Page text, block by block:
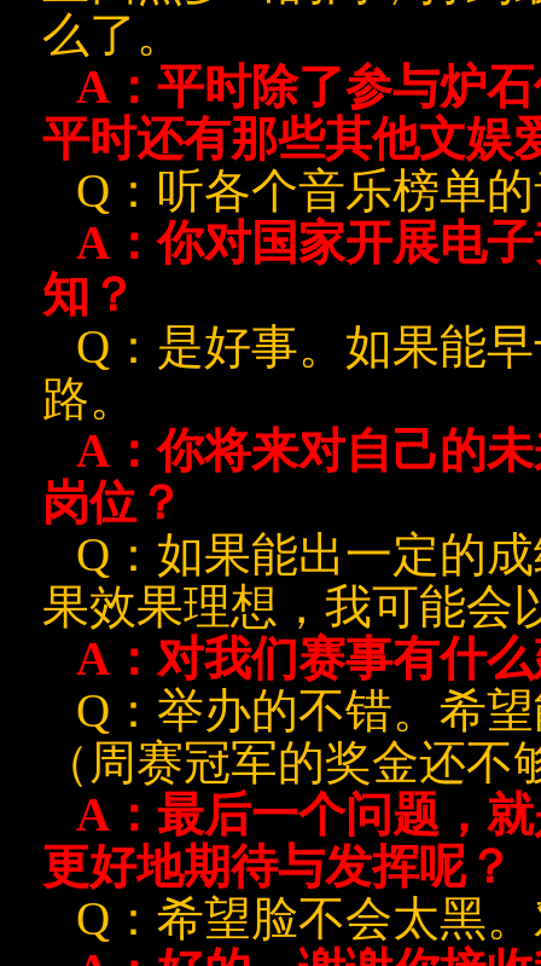
么了。
A ：平时除了参与炉
平时还有那些其他文娱
Q ：听各个音乐榜单
A ：你对国家开展电
知？
Q ：是好事。如果能
路。
A ：你将来对自己的
岗位？
Q ：如果能出一定的
果效果理想，我可能会
A ：对我们赛事有什
Q ：举办的不错。希
（周赛冠军的奖金还
A ：最后一个问题，
更好地期待与发挥呢？
Q ：希望脸不会太黑